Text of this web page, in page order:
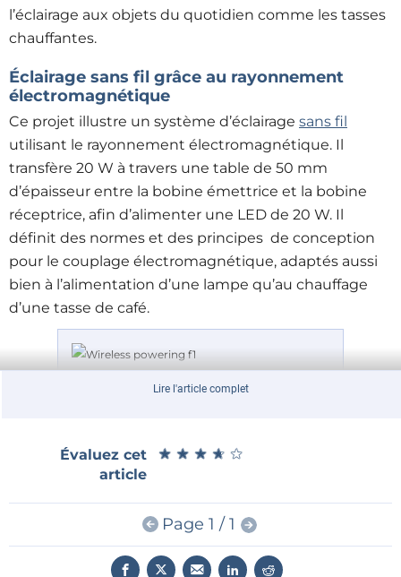
l’éclairage aux objets du quotidien comme les tasses
chauffantes.
Éclairage sans fil grâce au rayonnement
électromagnétique
Ce projet illustre un système d’éclairage sans fil
utilisant le rayonnement électromagnétique. Il
transfère 20 W à travers une table de 50 mm
d’épaisseur entre la bobine émettrice et la bobine
réceptrice, afin d’alimenter une LED de 20 W. Il
définit des normes et des principes de conception
pour le couplage électromagnétique, adaptés aussi
bien à l’alimentation d’une lampe qu’au chauffage
d’une tasse de café.
Figure 1. Conception d’un système d’éclairage sans fil.
sans fil (WPT), exploitant la résonance
électromagnétique comme illustré en
portée de la WPT se limite à quelques centimètres,
ce qui freine son déploiement pratique. Le modèle
analytique d’un tel système de transfert peut être
Lire l'article complet
Évaluez cet
article
★ ★ ★ ★ ★
★ ★ ★ ★ ★
Page 1 / 1